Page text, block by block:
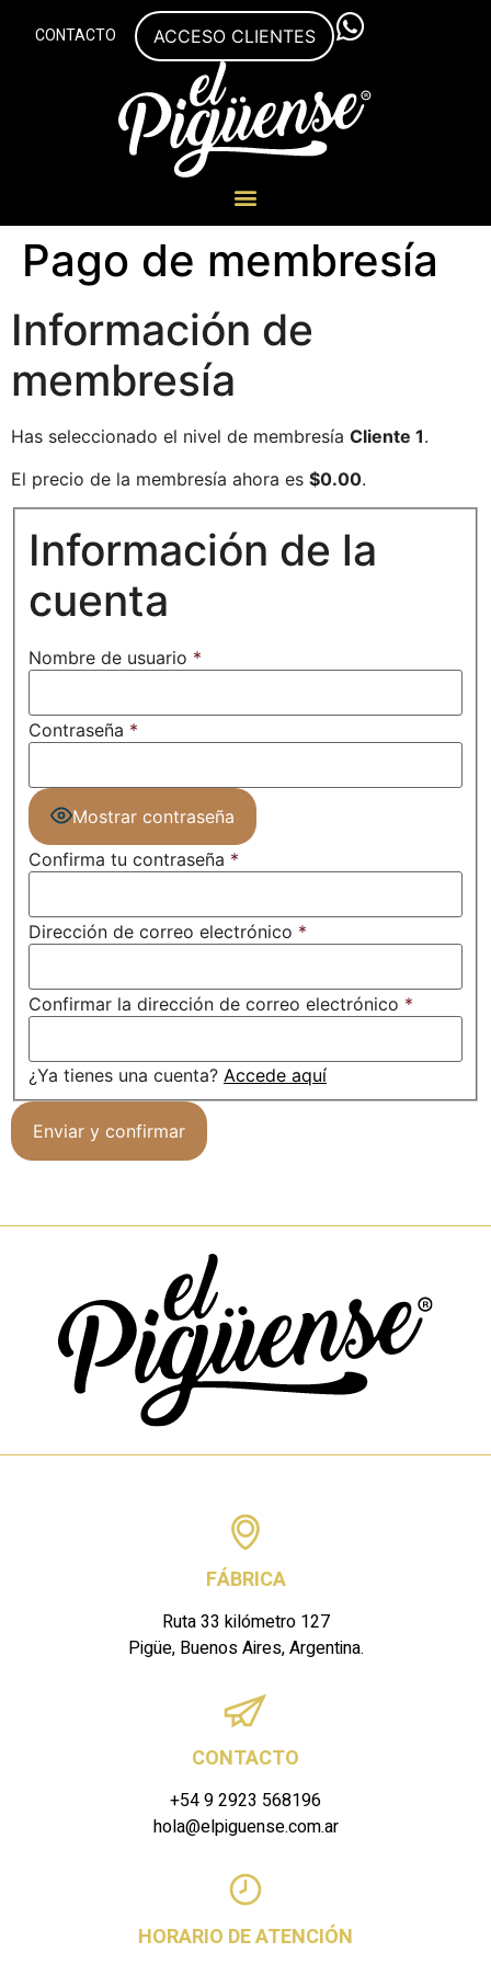
CONTACTO ACCESO CLIENTES
Pago de membresía
Información de
membresía
Has seleccionado el nivel de membresía Cliente 1.
El precio de la membresía ahora es $0.00.
Información de la
cuenta
Nombre de usuario *
Contraseña *
Mostrar contraseña
Confirma tu contraseña *
Dirección de correo electrónico *
Confirmar la dirección de correo electrónico *
¿Ya tienes una cuenta? Accede aquí
FÁBRICA
Ruta 33 kilómetro 127
Pigüe, Buenos Aires, Argentina.
CONTACTO
+54 9 2923 568196
hola@elpiguense.com.ar
HORARIO DE ATENCIÓN